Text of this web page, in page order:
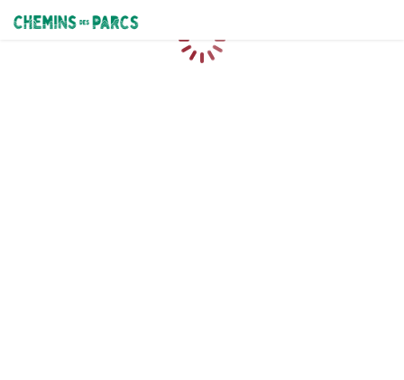
Chemins des Parcs
Caricamento